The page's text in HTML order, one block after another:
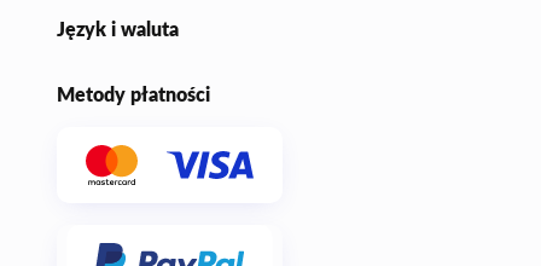
Język i waluta
Metody płatności